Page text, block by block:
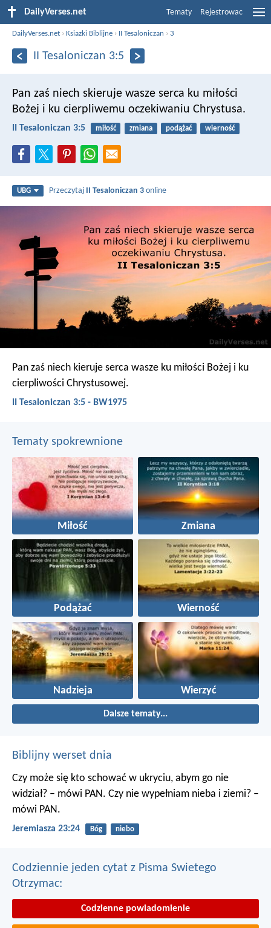
DailyVerses.net Tematy Rejestrowac
DailyVerses.net ›Ksiazki Biblijne › II Tesaloniczan ›3
II Tesaloniczan 3:5
Pan zaś niech skieruje wasze serca ku miłości
Bożej i ku cierpliwemu oczekiwaniu Chrystusa.
II Tesaloniczan 3:5 miłość zmiana podążać wierność
UBG Przeczytaj II Tesaloniczan 3 online
Pan zaś niech kieruje serca wasze ku miłości Bożej i ku
cierpliwości Chrystusowej.
II Tesaloniczan 3:5 - BW1975
Tematy spokrewnione
Miłość Zmiana
Podążać Wierność
Nadzieja Wierzyć
Dalsze tematy...
Biblijny werset dnia
Czy może się kto schować w ukryciu, abym go nie
widział? – mówi PAN. Czy nie wypełniam nieba i ziemi? –
mówi PAN.
Jeremiasza 23:24 Bóg niebo
Codziennie jeden cytat z Pisma Swietego
Otrzymac:
Codzienne powiadomienie